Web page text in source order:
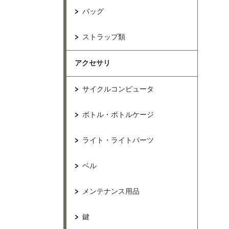
バッグ
ストラップ類
アクセサリ
サイクルコンピュータ
ボトル・ボトルケージ
ライト・ライトパーツ
ベル
メンテナンス用品
鍵